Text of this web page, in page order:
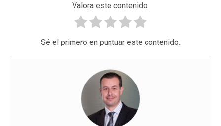
Valora este contenido.
Sé el primero en puntuar este contenido.